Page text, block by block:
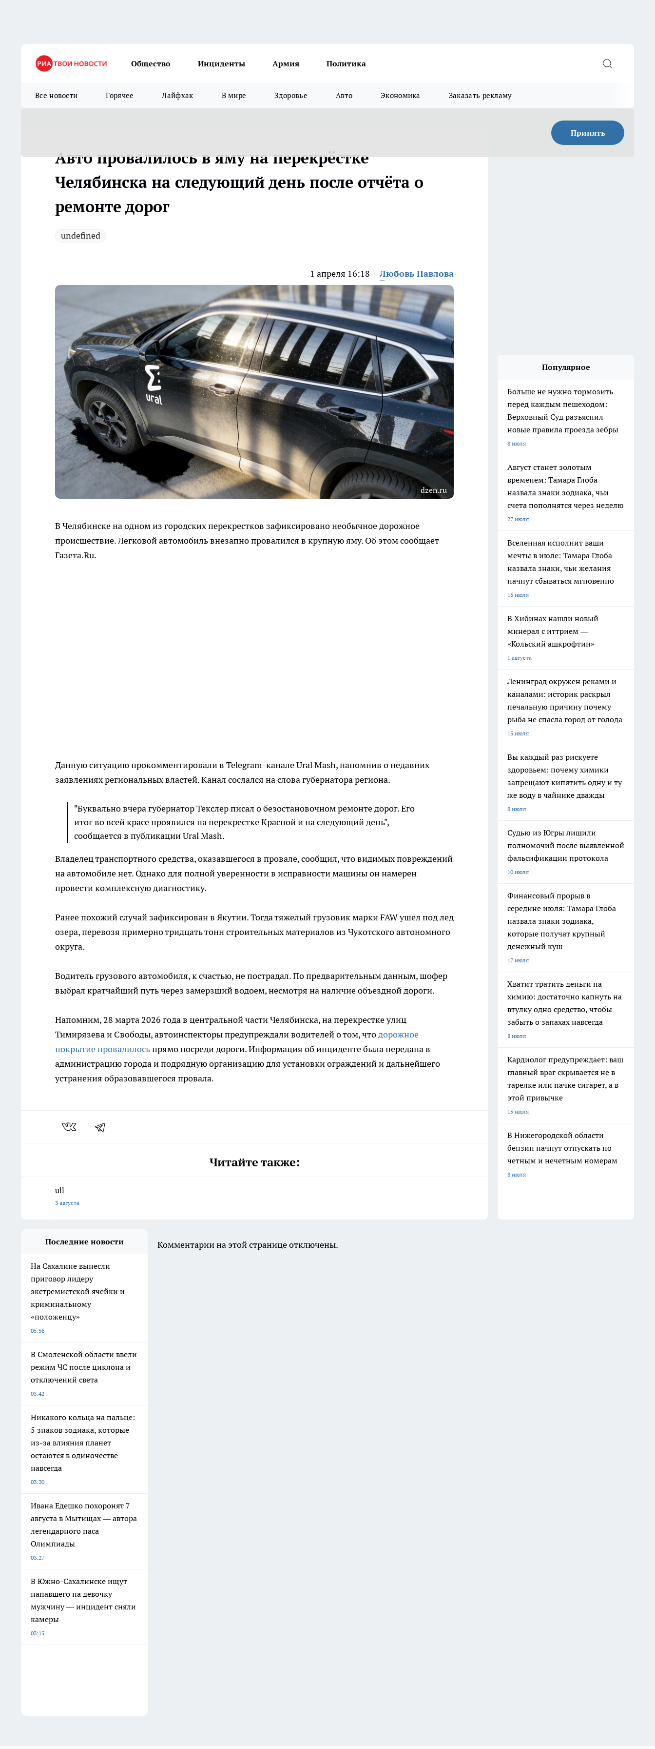
Общество Инциденты Армия Политика
Все новости Горячее Лайфхак В мире Здоровье Авто Экономика Заказать рекламу
Принять
Авто провалилось в яму на перекрёстке
Челябинска на следующий день после отчёта о
ремонте дорог
undefined
1 апреля 16:18 Любовь Павлова
dzen.ru
В Челябинске на одном из городских перекрестков зафиксировано необычное дорожное
происшествие. Легковой автомобиль внезапно провалился в крупную яму. Об этом сообщает
Газета.Ru.
Данную ситуацию прокомментировали в Telegram-канале Ural Mash, напомнив о недавних
заявлениях региональных властей. Канал сослался на слова губернатора региона.
"Буквально вчера губернатор Текслер писал о безостановочном ремонте дорог. Его
итог во всей красе проявился на перекрестке Красной и на следующий день", -
сообщается в публикации Ural Mash.
Владелец транспортного средства, оказавшегося в провале, сообщил, что видимых повреждений
на автомобиле нет. Однако для полной уверенности в исправности машины он намерен
провести комплексную диагностику.
Ранее похожий случай зафиксирован в Якутии. Тогда тяжелый грузовик марки FAW ушел под лед
озера, перевозя примерно тридцать тонн строительных материалов из Чукотского автономного
округа.
Водитель грузового автомобиля, к счастью, не пострадал. По предварительным данным, шофер
выбрал кратчайший путь через замерзший водоем, несмотря на наличие объездной дороги.
Напомним, 28 марта 2026 года в центральной части Челябинска, на перекрестке улиц
Тимирязева и Свободы, автоинспекторы предупреждали водителей о том, чтодорожное
покрытие провалилосьпрямо посреди дороги. Информация об инциденте была передана в
администрацию города и подрядную организацию для установки ограждений и дальнейшего
устранения образовавшегося провала.
Читайте также:
ull
3 августа
Популярное
Больше не нужно тормозить
перед каждым пешеходом:
Верховный Суд разъяснил
новые правила проезда зебры
8 июля
Август станет золотым
временем: Тамара Глоба
назвала знаки зодиака, чьи
счета пополнятся через неделю
27 июля
Вселенная исполнит ваши
мечты в июле: Тамара Глоба
назвала знаки, чьи желания
начнут сбываться мгновенно
15 июля
В Хибинах нашли новый
минерал с иттрием —
«Кольский ашкрофтин»
1 августа
Ленинград окружен реками и
каналами: историк раскрыл
печальную причину почему
рыба не спасла город от голода
15 июля
Вы каждый раз рискуете
здоровьем: почему химики
запрещают кипятить одну и ту
же воду в чайнике дважды
8 июля
Судью из Югры лишили
полномочий после выявленной
фальсификации протокола
10 июля
Финансовый прорыв в
середине июля: Тамара Глоба
назвала знаки зодиака,
которые получат крупный
денежный куш
17 июля
Хватит тратить деньги на
химию: достаточно капнуть на
втулку одно средство, чтобы
забыть о запахах навсегда
8 июля
Кардиолог предупреждает: ваш
главный враг скрывается не в
тарелке или пачке сигарет, а в
этой привычке
15 июля
В Нижегородской области
бензин начнут отпускать по
четным и нечетным номерам
8 июля
Последние новости
На Сахалине вынесли
приговор лидеру
экстремистской ячейки и
криминальному
«положенцу»
05:56
В Смоленской области ввели
режим ЧС после циклона и
отключений света
03:42
Никакого кольца на пальце:
5 знаков зодиака, которые
из-за влияния планет
остаются в одиночестве
навсегда
03:30
Ивана Едешко похоронят 7
августа в Мытищах — автора
легендарного паса
Олимпиады
03:27
В Южно-Сахалинске ищут
напавшего на девочку
мужчину — инцидент сняли
камеры
03:15
Комментарии на этой странице отключены.